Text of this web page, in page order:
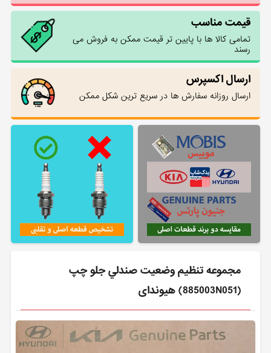
قیمت مناسب
تمامی کالا ها با پایین تر قیمت ممکن به فروش می
رسند
ارسال اکسپرس
ارسال روزانه سفارش ها در سریع ترین شکل ممکن
مجموعه تنظيم وضعيت صندلي جلو چپ
(885003N051) هیوندای